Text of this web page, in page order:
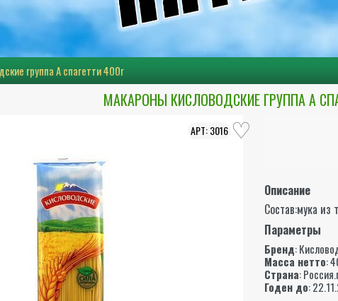
группа А спагетти 400г
МАКАРОНЫ КИСЛОВОДСКИЕ ГРУППА А
3016
Описание
Состав:мука
Параметры
Бренд:
Масса нетто:
Страна:
Годен до: